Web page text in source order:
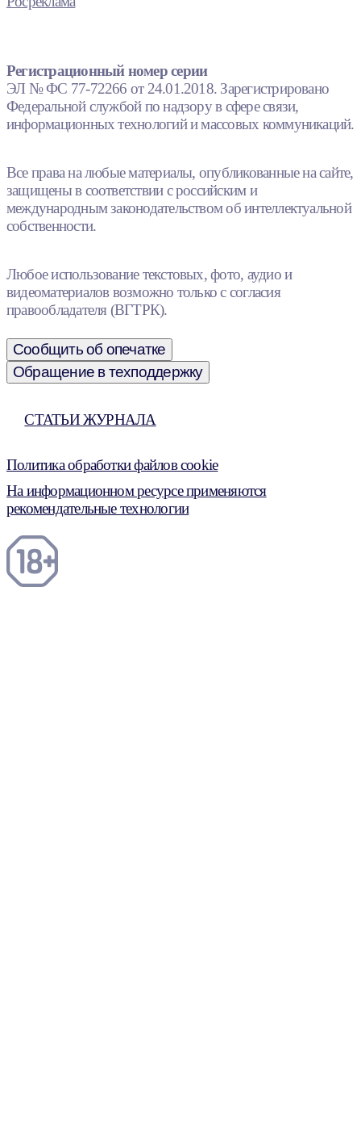
Регистрационный номер серии
ЭЛ № ФС 77-72266 от 24.01.2018. Зарегистрировано
Федеральной службой по надзору в сфере связи,
информационных технологий и массовых коммуникаций.
Все права на любые материалы, опубликованные на сайте,
защищены в соответствии с российским и
международным законодательством об интеллектуальной
собственности.
Любое использование текстовых, фото, аудио и
видеоматериалов возможно только с согласия
правообладателя (ВГТРК).
Сообщить об опечатке
Обращение в техподдержку
СТАТЬИ ЖУРНАЛА
Политика обработки файлов cookie
На информационном ресурсе применяются
рекомендательные технологии